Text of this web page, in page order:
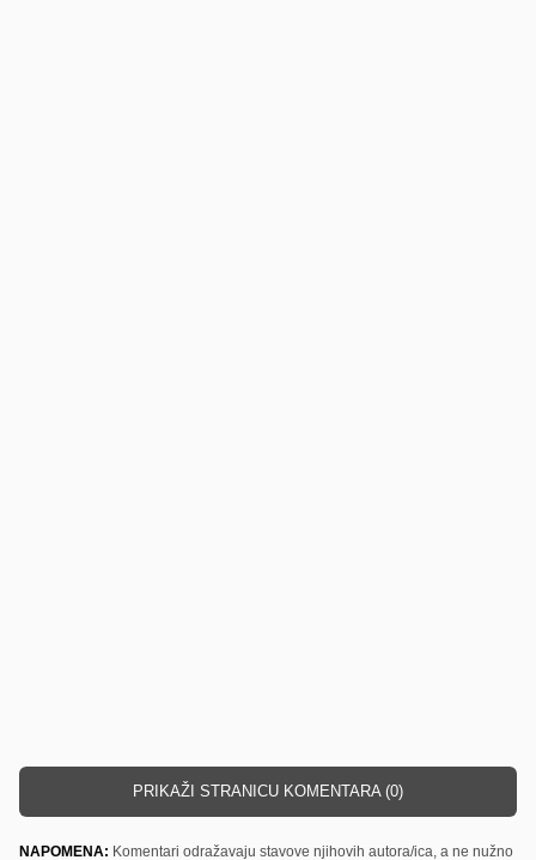
PRIKAŽI STRANICU KOMENTARA (0)
NAPOMENA: Komentari odražavaju stavove njihovih autora/ica, a ne nužno